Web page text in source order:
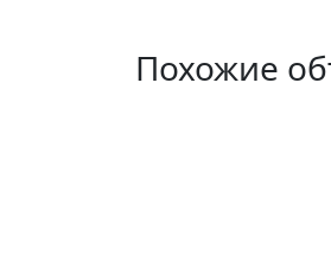
Похожие